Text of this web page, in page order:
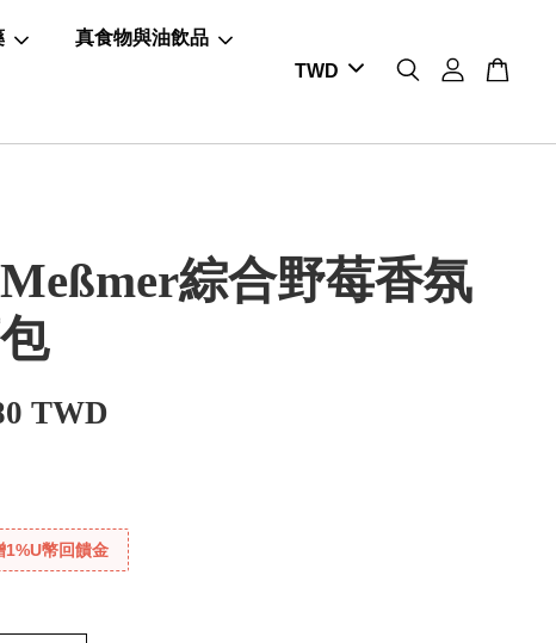
真食物與油飲品
綜合野莓香氛
TWD
1%U幣回饋金